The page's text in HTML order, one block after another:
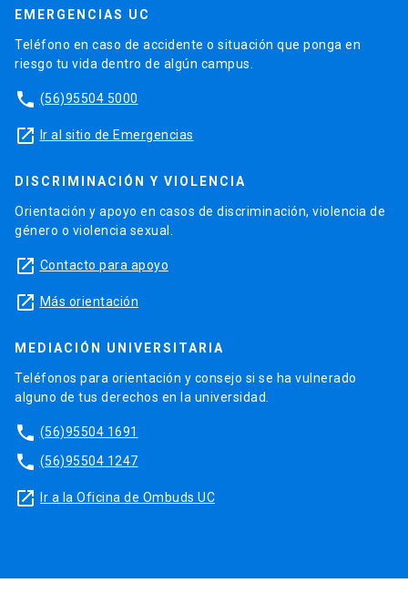
EMERGENCIAS UC
Teléfono en caso de accidente o situación que ponga en
riesgo tu vida dentro de algún campus.
phone (56)95504 5000
launch Ir al sitio de Emergencias
DISCRIMINACIÓN Y VIOLENCIA
Orientación y apoyo en casos de discriminación, violencia de
género o violencia sexual.
launch Contacto para apoyo
launch Más orientación
MEDIACIÓN UNIVERSITARIA
Teléfonos para orientación y consejo si se ha vulnerado
alguno de tus derechos en la universidad.
phone (56)95504 1691
phone (56)95504 1247
launch Ir a la Oficina de Ombuds UC